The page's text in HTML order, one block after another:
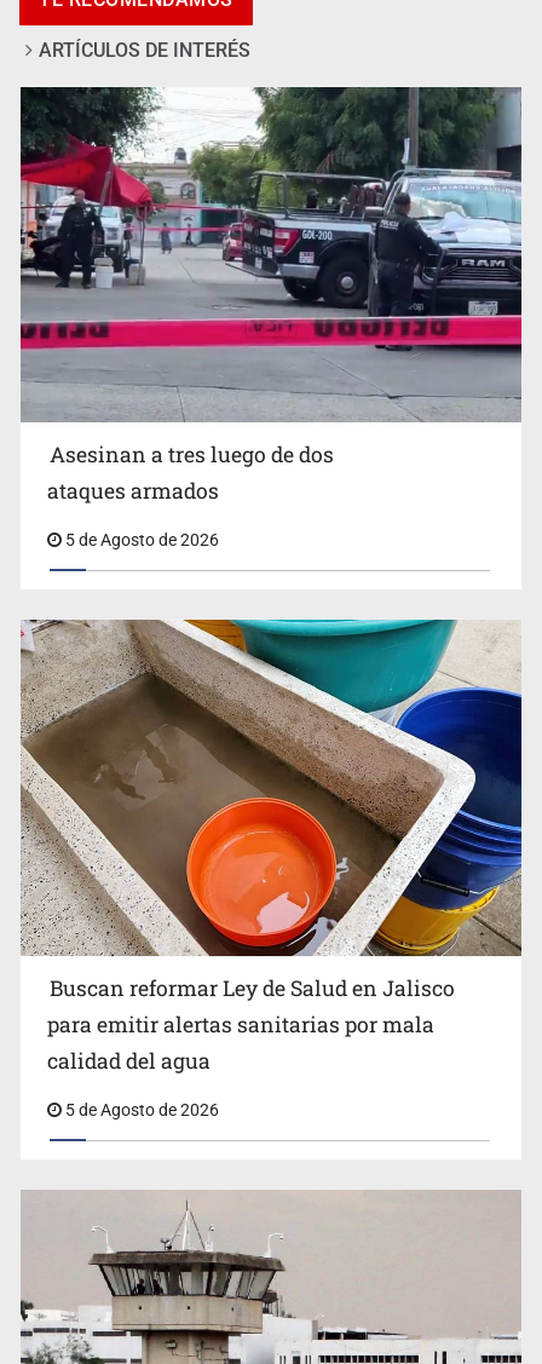
Mujer resulta lesionada tras ataque de pitbull en
Zapopan
Buscan reformar Ley de Salud en Jalisco para emitir
alertas sanitarias por mala calidad del agua
Citarían a Medrano si persiste falta de diálogo con
vecinos de Mirador San Isidro
ARTÍCULOS DE INTERÉS
Asesinan a tres luego de dos
ataques armados
5 de Agosto de 2026
Buscan reformar Ley de Salud en Jalisco
para emitir alertas sanitarias por mala
calidad del agua
5 de Agosto de 2026